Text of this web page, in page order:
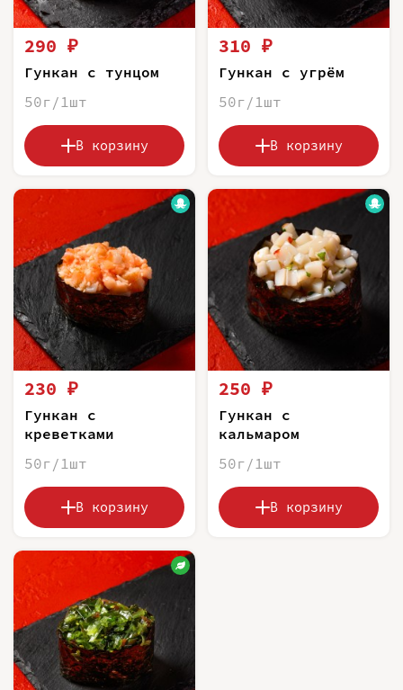
290 ₽
Гункан с тунцом
50г/1шт
В корзину
310 ₽
Гункан с угрём
50г/1шт
В корзину
230 ₽
Гункан с
креветками
50г/1шт
В корзину
250 ₽
Гункан с
кальмаром
50г/1шт
В корзину